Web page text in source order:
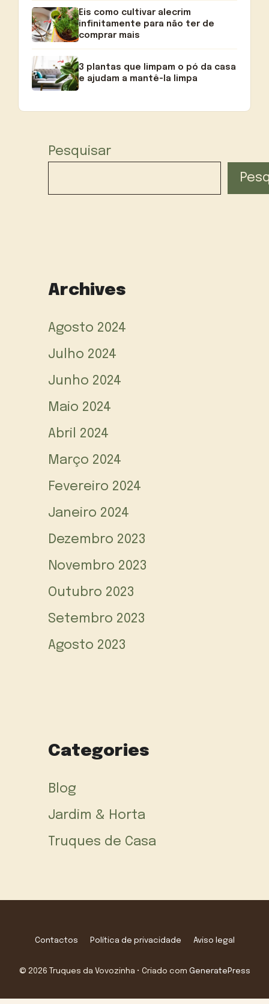
Eis como cultivar alecrim
infinitamente para não ter de
comprar mais
3 plantas que limpam o pó da casa
e ajudam a mantê-la limpa
Pesquisar
Archives
Agosto 2024
Julho 2024
Junho 2024
Maio 2024
Abril 2024
Março 2024
Fevereiro 2024
Janeiro 2024
Dezembro 2023
Novembro 2023
Outubro 2023
Setembro 2023
Agosto 2023
Categories
Blog
Jardim & Horta
Truques de Casa
Contactos Política de privacidade Aviso legal
© 2026 Truques da Vovozinha • Criado com GeneratePress